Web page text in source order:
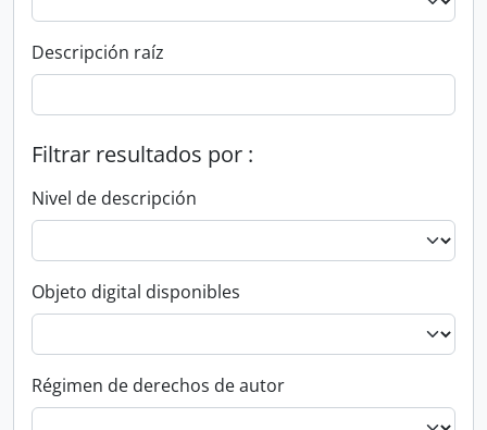
Descripción raíz
Filtrar resultados por :
Nivel de descripción
Objeto digital disponibles
Régimen de derechos de autor